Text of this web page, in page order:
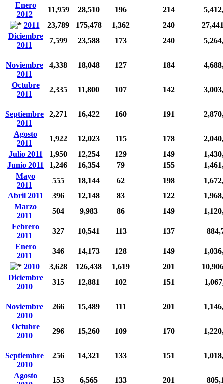
Enero
2012
11,959 28,510 196 214
2011
23,789 175,478 1,362 240
Diciembre
2011
7,599 23,588 173 240
Noviembre
2011
4,338 18,048 127 184
Octubre
2011
2,335 11,800 107 142
Septiembre
2011
2,271 16,422 160 191
Agosto
2011
1,922 12,023 115 178
Julio 2011
1,950 12,254 129 149
Junio 2011
1,246 16,354 79 155
Mayo
2011
555 18,144 62 198
Abril 2011
396 12,148 83 122
Marzo
2011
504 9,983 86 149
Febrero
2011
327 10,541 113 137
Enero
2011
346 14,173 128 149
2010
3,628 126,438 1,619 201
Diciembre
2010
315 12,881 102 151
Noviembre
2010
266 15,489 111 201
Octubre
2010
296 15,260 109 170
Septiembre
2010
256 14,321 133 151
Agosto
153 6,565 133 201